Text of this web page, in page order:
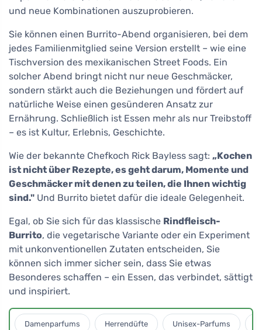
und neue Kombinationen auszuprobieren.
Sie können einen Burrito-Abend organisieren, bei dem
jedes Familienmitglied seine Version erstellt – wie eine
Tischversion des mexikanischen Street Foods. Ein
solcher Abend bringt nicht nur neue Geschmäcker,
sondern stärkt auch die Beziehungen und fördert auf
natürliche Weise einen gesünderen Ansatz zur
Ernährung. Schließlich ist Essen mehr als nur Treibstoff
– es ist Kultur, Erlebnis, Geschichte.
Wie der bekannte Chefkoch Rick Bayless sagt: „Kochen
ist nicht über Rezepte, es geht darum, Momente und
Geschmäcker mit denen zu teilen, die Ihnen wichtig
sind." Und Burrito bietet dafür die ideale Gelegenheit.
Egal, ob Sie sich für das klassische Rindfleisch-
Burrito, die vegetarische Variante oder ein Experiment
mit unkonventionellen Zutaten entscheiden, Sie
können sich immer sicher sein, dass Sie etwas
Besonderes schaffen – ein Essen, das verbindet, sättigt
und inspiriert.
Damenparfums Herrendüfte Unisex-Parfums